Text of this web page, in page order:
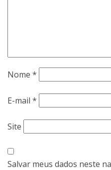
Nome *
E-mail *
Site
Salvar meus dados neste